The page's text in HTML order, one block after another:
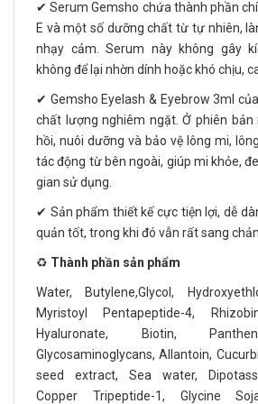
✔ Serum Gemsho chứa thành phần
E và một số dưỡng chất từ tự nhiên,
nhạy cảm. Serum này không gây
không để lại nhờn dính hoặc khó chịu,
✔ Gemsho Eyelash & Eyebrow 3ml
chất lượng nghiêm ngặt. Ở phiên bản
hồi, nuôi dưỡng và bảo vệ lông mi,
tác động từ bên ngoài, giúp mi khỏe,
gian sử dụng.
✔ Sản phẩm thiết kế cực tiện lợi, dễ
quản tốt, trong khi đó vẫn rất sang
♻️ Thành phần sản phẩm
Water, Butylene,Glycol,
Myristoyl Pentapeptide-4,
Hyaluronate, Biotin,
Glycosaminoglycans, Allantoin,
seed extract, Sea water,
Copper Tripeptide-1, Glycine